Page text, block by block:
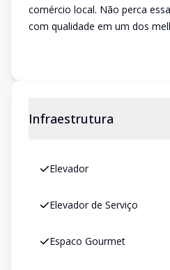
comércio local. Não perca
com qualidade em um dos
Infraestrutura
Elevador
Elevador de Serviço
Espaco Gourmet